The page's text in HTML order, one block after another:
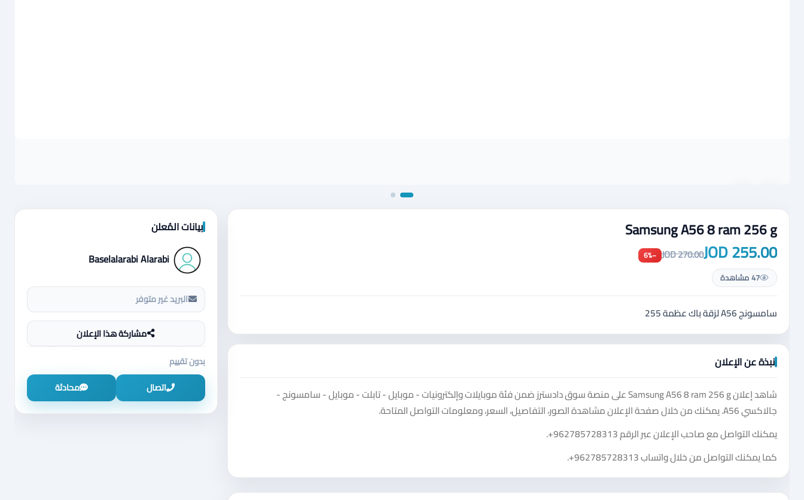
Samsung A56 8 ram 256 g
255.00 JOD
270.00 JOD
−6%
47 مشاهدة
سامسونج A56 لزقة باك عظمة 255
نبذة عن الإعلان
شاهد إعلان Samsung A56 8 ram 256 g على منصة سوق دادسترز ضمن فئة موبايلات وإلكترونيات - موبايل - تابلت - موبايل - سامسونج -
جالاكسي A56. يمكنك من خلال صفحة الإعلان مشاهدة الصور، التفاصيل، السعر، ومعلومات التواصل المتاحة.
يمكنك التواصل مع صاحب الإعلان عبر الرقم+962785728313
.
كما يمكنك التواصل من خلال واتساب+962785728313
.
بيانات المُعلن
Baselalarabi Alarabi
البريد غير متوفر
مشاركة هذا الإعلان
بدون تقييم
اتصال
محادثة